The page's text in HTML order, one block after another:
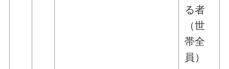
る者
（世
帯全
員）